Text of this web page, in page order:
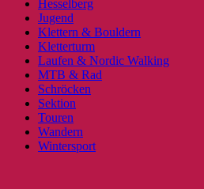
Hesselberg
Jugend
Klettern & Bouldern
Kletterturm
Laufen & Nordic Walking
MTB & Rad
Schröcken
Sektion
Touren
Wandern
Wintersport